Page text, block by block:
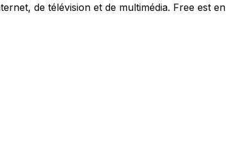
de télévision et de multimédia. Free est en